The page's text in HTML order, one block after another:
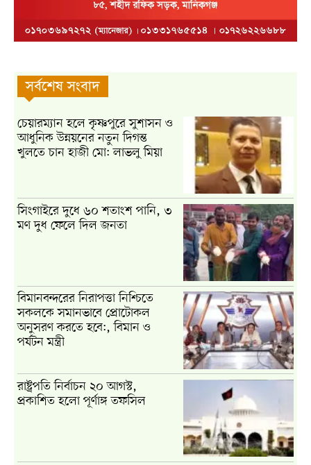
সর্বশেষ সংবাদ
চেয়ারম্যান হলে কৃষ্ণপুরে সুশাসন ও
আধুনিক উন্নয়নের নতুন দিগন্ত
খুলতে চান হাজী মো: লাভলু মিয়া
সিংগাইরে দুধে ৬০ শতাংশ পানি, ৩
মণ দুধ ফেলে দিল জনতা
বিমানবন্দরের নিরাপত্তা নিশ্চিতে
সকলকে সমানভাবে প্রোটোকল
অনুসরণ করতে হবে:, বিমান ও
পর্যটন মন্ত্রী
রাষ্ট্রপতি নির্বাচন ২০ আগস্ট,
প্রকাশিত হলো পূর্ণাঙ্গ তফসিল